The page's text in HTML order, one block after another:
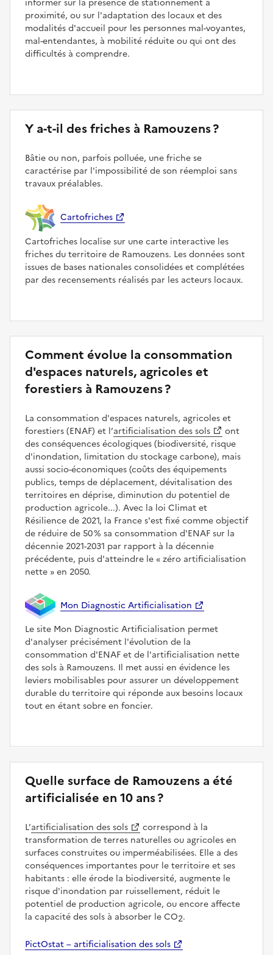
proximité, ou sur l'adaptation des locaux et des
modalités d'accueil pour les personnes mal-voyantes,
mal-entendantes, à mobilité réduite ou qui ont des
difficultés à comprendre.
Y a-t-il des friches à Ramouzens ?
Bâtie ou non, parfois polluée, une friche se
caractérise par l'impossibilité de son réemploi sans
travaux préalables.
Cartofriches
Cartofriches localise sur une carte interactive les
friches du territoire de Ramouzens. Les données sont
issues de bases nationales consolidées et complétées
par des recensements réalisés par les acteurs locaux.
Comment évolue la consommation
d'espaces naturels, agricoles et
forestiers à Ramouzens ?
La consommation d'espaces naturels, agricoles et
forestiers (ENAF) et l’artificialisation des sols
ont
des conséquences écologiques (biodiversité, risque
d'inondation, limitation du stockage carbone), mais
aussi socio-économiques (coûts des équipements
publics, temps de déplacement, dévitalisation des
territoires en déprise, diminution du potentiel de
production agricole...). Avec la loi Climat et
Résilience de 2021, la France s'est fixé comme objectif
de réduire de 50 % sa consommation d'ENAF sur la
décennie 2021-2031 par rapport à la décennie
précédente, puis d'atteindre le
zéro artificialisation
nette
en 2050.
Mon Diagnostic Artificialisation
Le site Mon Diagnostic Artificialisation permet
d'analyser précisément l'évolution de la
consommation d'ENAF et de l'artificialisation nette
des sols à Ramouzens. Il met aussi en évidence les
leviers mobilisables pour assurer un développement
durable du territoire qui réponde aux besoins locaux
tout en étant sobre en foncier.
Quelle surface de Ramouzens a été
artificialisée en 10 ans ?
L’artificialisation des sols
correspond à la
transformation de terres naturelles ou agricoles en
surfaces construites ou imperméabilisées. Elle a des
conséquences importantes pour le territoire et ses
habitants : elle érode la biodiversité, augmente le
risque d'inondation par ruissellement, réduit le
potentiel de production agricole, ou encore affecte
la capacité des sols à absorber le CO2.
PictOstat – artificialisation des sols